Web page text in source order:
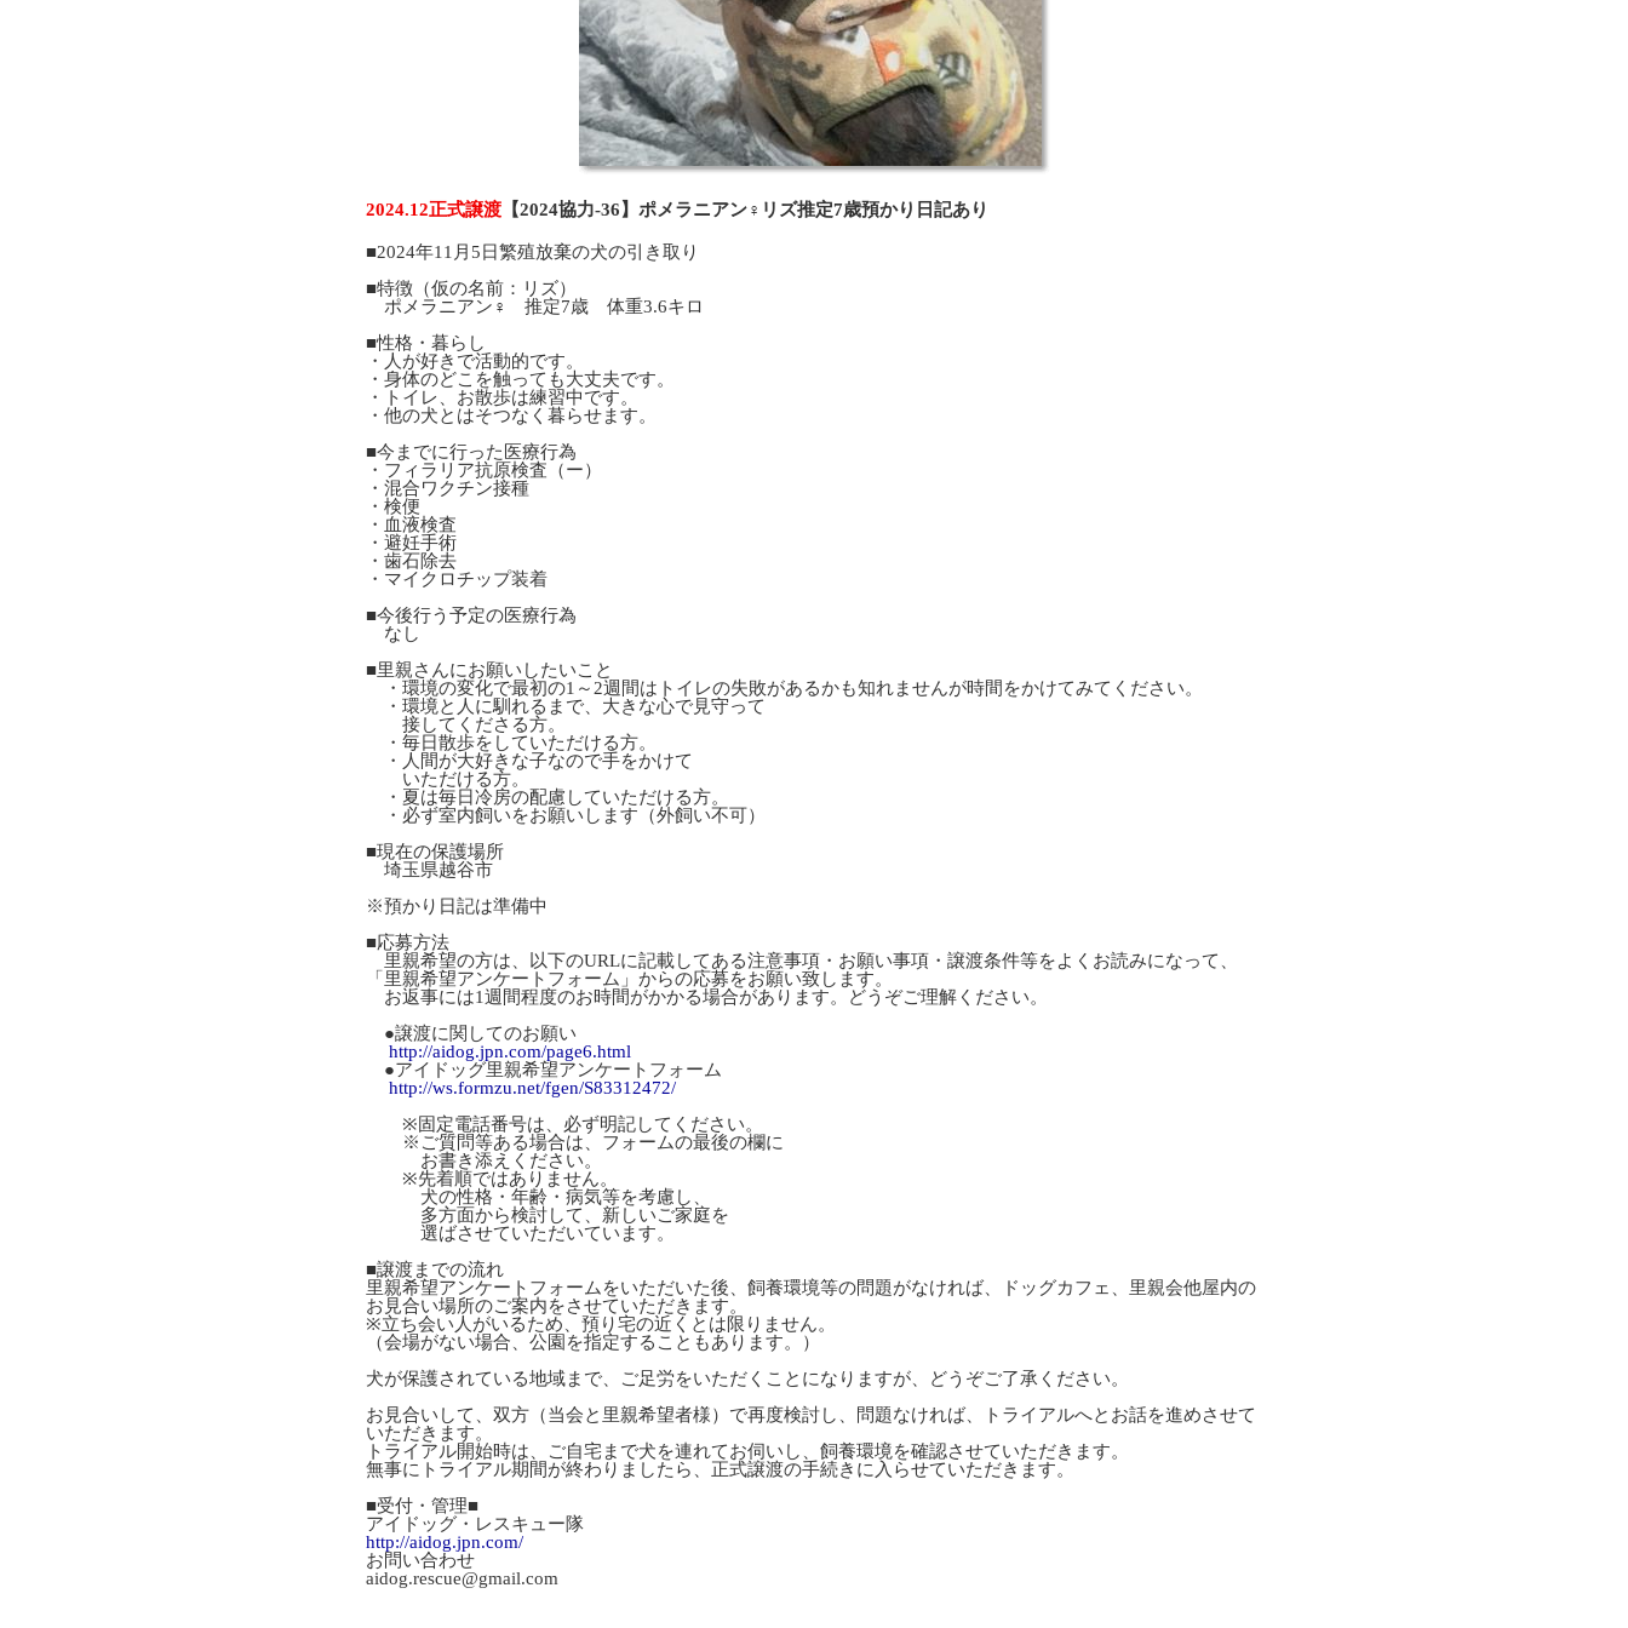
2024.12正式譲渡 【2024協力-36】ポメラニアン♀リズ推定7歳預かり日記あり
■2024年11月5日繁殖放棄の犬の引き取り
■特徴（仮の名前：リズ）
ポメラニアン♀ 推定7歳 体重3.6キロ
■性格・暮らし
・人が好きで活動的です。
・身体のどこを触っても大丈夫です。
・トイレ、お散歩は練習中です。
・他の犬とはそつなく暮らせます。
■今までに行った医療行為
・フィラリア抗原検査（ー）
・混合ワクチン接種
・検便
・血液検査
・避妊手術
・歯石除去
・マイクロチップ装着
■今後行う予定の医療行為
なし
■里親さんにお願いしたいこと
・環境の変化で最初の1～2週間はトイレの失敗があるかも知れませんが時間をかけてみてください。
・環境と人に馴れるまで、大きな心で見守って
接してくださる方。
・毎日散歩をしていただける方。
・人間が大好きな子なので手をかけて
いただける方。
・夏は毎日冷房の配慮していただける方。
・必ず室内飼いをお願いします（外飼い不可）
■現在の保護場所
埼玉県越谷市
※預かり日記は準備中
■応募方法
里親希望の方は、以下のURLに記載してある注意事項・お願い事項・譲渡条件等をよくお読みになって、
「里親希望アンケートフォーム」からの応募をお願い致します。
お返事には1週間程度のお時間がかかる場合があります。どうぞご理解ください。
●譲渡に関してのお願い
http://aidog.jpn.com/page6.html
●アイドッグ里親希望アンケートフォーム
http://ws.formzu.net/fgen/S83312472/
※固定電話番号は、必ず明記してください。
※ご質問等ある場合は、フォームの最後の欄に
お書き添えください。
※先着順ではありません。
犬の性格・年齢・病気等を考慮し、
多方面から検討して、新しいご家庭を
選ばさせていただいています。
■譲渡までの流れ
里親希望アンケートフォームをいただいた後、飼養環境等の問題がなければ、ドッグカフェ、里親会他屋内の
お見合い場所のご案内をさせていただきます。
※立ち会い人がいるため、預り宅の近くとは限りません。
（会場がない場合、公園を指定することもあります。）
犬が保護されている地域まで、ご足労をいただくことになりますが、どうぞご了承ください。
お見合いして、双方（当会と里親希望者様）で再度検討し、問題なければ、トライアルへとお話を進めさせて
いただきます。
トライアル開始時は、ご自宅まで犬を連れてお伺いし、飼養環境を確認させていただきます。
無事にトライアル期間が終わりましたら、正式譲渡の手続きに入らせていただきます。
■受付・管理■
アイドッグ・レスキュー隊
http://aidog.jpn.com/
お問い合わせ
aidog.rescue@gmail.com